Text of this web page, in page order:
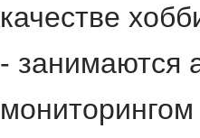
качестве
- занимаются